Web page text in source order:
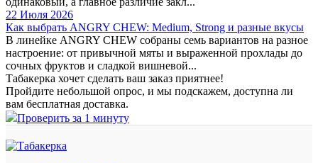
22 Июля 2026
Как выбрать ANGRY CHEW: Medium, Strong и разные вкусы
В линейке ANGRY CHEW собраны семь вариантов на разное
настроение: от привычной мяты и выраженной прохлады до
сочных фруктов и сладкой вишневой...
Табакерка хочет сделать ваш заказ приятнее!
Пройдите небольшой опрос, и мы подскажем, доступна ли
вам бесплатная доставка.
Проверить за 1 минуту